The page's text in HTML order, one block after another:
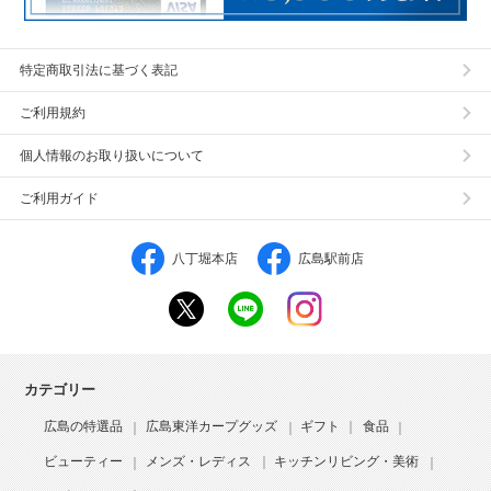
特定商取引法に基づく表記
ご利用規約
個人情報のお取り扱いについて
ご利用ガイド
八丁堀本店 広島駅前店
カテゴリー
広島の特選品 広島東洋カープグッズ ギフト 食品
ビューティー メンズ・レディス キッチンリビング・美術